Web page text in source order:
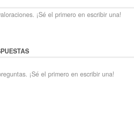
¡Sé el primero en escribir una!
¡Sé el primero en escribir una!